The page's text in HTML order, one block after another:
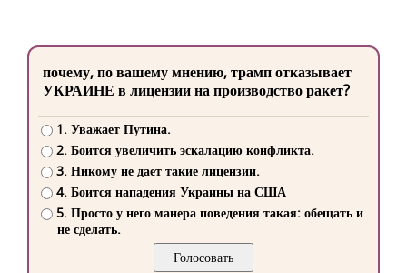
почему, по вашему мнению, трамп отказывает
УКРАИНЕ в лицензии на производство ракет?
1. Уважает Путина.
2. Боится увеличить эскалацию конфликта.
3. Никому не дает такие лицензии.
4. Боится нападения Украины на США
5. Просто у него манера поведения такая: обещать и
не сделать.